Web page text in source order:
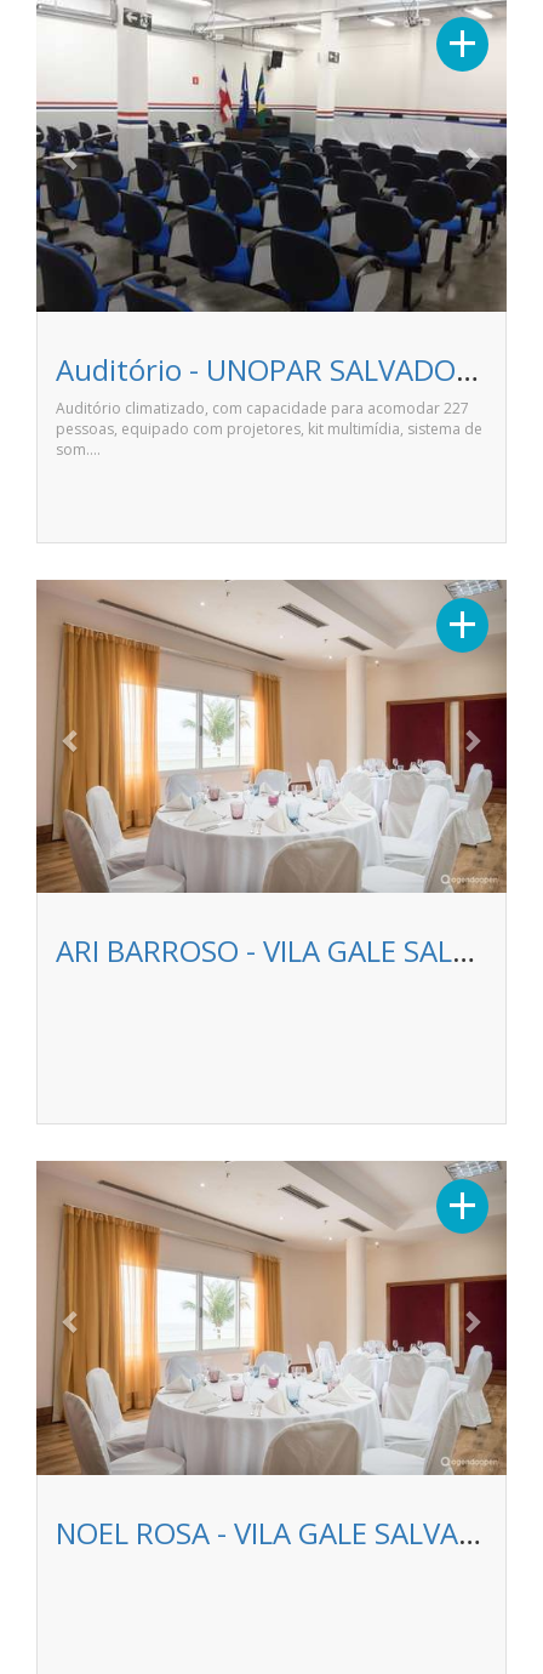
+
Previous Next
Auditório - UNOPAR SALVADOR IGUATEMI
Auditório climatizado, com capacidade para acomodar 227
pessoas, equipado com projetores, kit multimídia, sistema de
som.…
+
Previous Next
ARI BARROSO - VILA GALE SALVADOR
+
Previous Next
NOEL ROSA - VILA GALE SALVADOR